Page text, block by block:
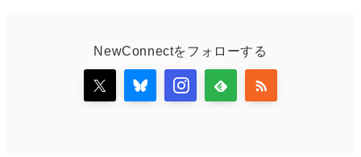
NewConnectをフォローする